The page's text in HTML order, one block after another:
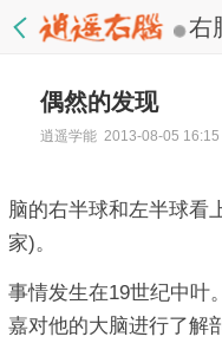
右
偶然的发现
逍遥学能 2013-08-05 16:15
脑的右半球和左半球看
家)。
事情发生在19世纪中叶
嘉对他的大脑进行了解